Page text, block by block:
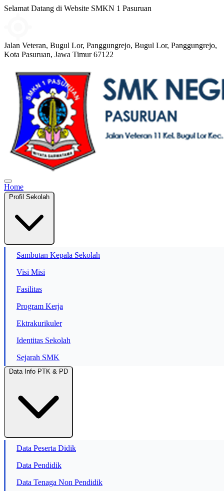
Selamat Datang di Website SMKN 1 Pasuruan
Jalan Veteran, Bugul Lor, Panggungrejo, Bugul Lor, Panggungrejo,
Kota Pasuruan, Jawa Timur 67122
Home
Profil Sekolah
Sambutan Kepala Sekolah
Visi Misi
Fasilitas
Program Kerja
Ektrakurikuler
Identitas Sekolah
Sejarah SMK
Data Info PTK & PD
Data Peserta Didik
Data Pendidik
Data Tenaga Non Pendidik